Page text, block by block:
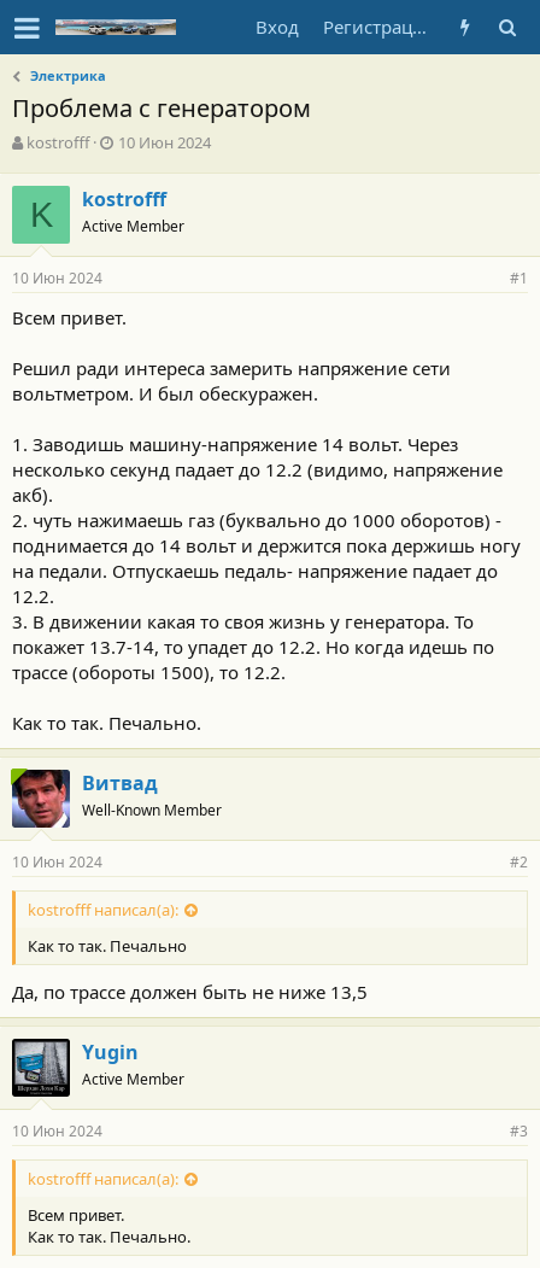
Вход Регистрация
Электрика
Проблема с генератором
А
т
о
р
т
е
м
ы
kostrofff
Д
а
н
а
л
10 Июн 2024
K kostrofff
Active Member
10 Июн 2024 #1
Всем привет.
Решил ради интереса замерить напряжение сети
вольтметром. И был обескуражен.
1. Заводишь машину-напряжение 14 вольт. Через
несколько секунд падает до 12.2 (видимо, напряжение
акб).
2. чуть нажимаешь газ (буквально до 1000 оборотов) -
поднимается до 14 вольт и держится пока держишь ногу
на педали. Отпускаешь педаль- напряжение падает до
12.2.
3. В движении какая то своя жизнь у генератора. То
покажет 13.7-14, то упадет до 12.2. Но когда идешь по
трассе (обороты 1500), то 12.2.
Как то так. Печально.
Витвад
Well-Known Member
10 Июн 2024 #2
kostrofff написал(а):
Как то так. Печально
Да, по трассе должен быть не ниже 13,5
Yugin
Active Member
10 Июн 2024 #3
kostrofff написал(а):
Всем привет.
Как то так. Печально.